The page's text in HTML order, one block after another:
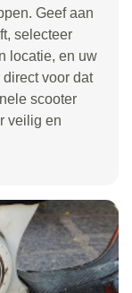
Geef aan
selecteer
locatie, en uw
voor dat
scooter
veilig en